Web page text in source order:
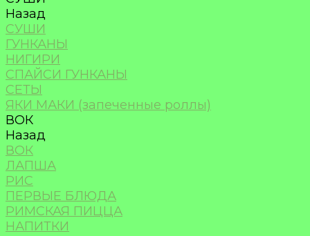
Назад
СУШИ
ГУНКАНЫ
НИГИРИ
СПАЙСИ ГУНКАНЫ
СЕТЫ
ЯКИ МАКИ (запеченные роллы)
ВОК
Назад
ВОК
ЛАПША
РИС
ПЕРВЫЕ БЛЮДА
РИМСКАЯ ПИЦЦА
НАПИТКИ